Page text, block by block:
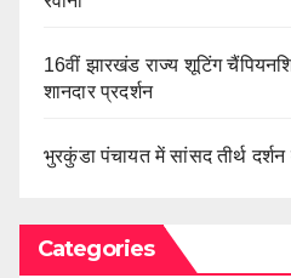
16वीं झारखंड राज्य शूटिंग
शानदार प्रदर्शन
भुरकुंडा पंचायत में सांसद तीर्थ
Categories